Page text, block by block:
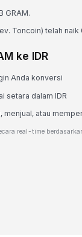
GRAM.
Toncoin) telah naik
ke IDR
Anda konversi
setara dalam IDR
atau
real-time